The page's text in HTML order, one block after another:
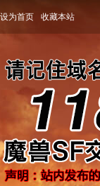
设为首页 收藏本站